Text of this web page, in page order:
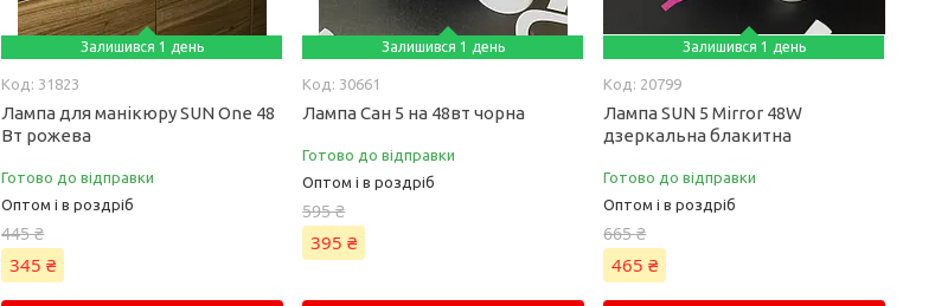
Залишився 1 день
31823
Лампа для манікюру SUN One 48
Вт рожева
Готово до відправки
Оптом і в роздріб
445 ₴
345 ₴
Залишився 1 день
30661
Лампа Сан 5 на 48вт чорна
Готово до відправки
Оптом і в роздріб
595 ₴
395 ₴
Залишився 1 день
20799
Лампа SUN 5 Mirror 48W
дзеркальна блакитна
Готово до відправки
Оптом і в роздріб
665 ₴
465 ₴